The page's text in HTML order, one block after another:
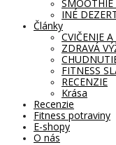
SMOOTHIE
INÉ
Články
CVIČENIE
ZDRAVÁ
FITNESS
RECENZIE
Krása
Recenzie
Fitness potraviny
E-shopy
O nás